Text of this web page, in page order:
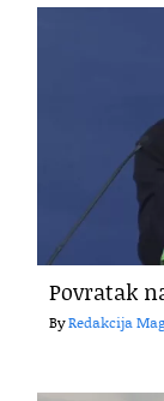
Povratak
ByRedakcija